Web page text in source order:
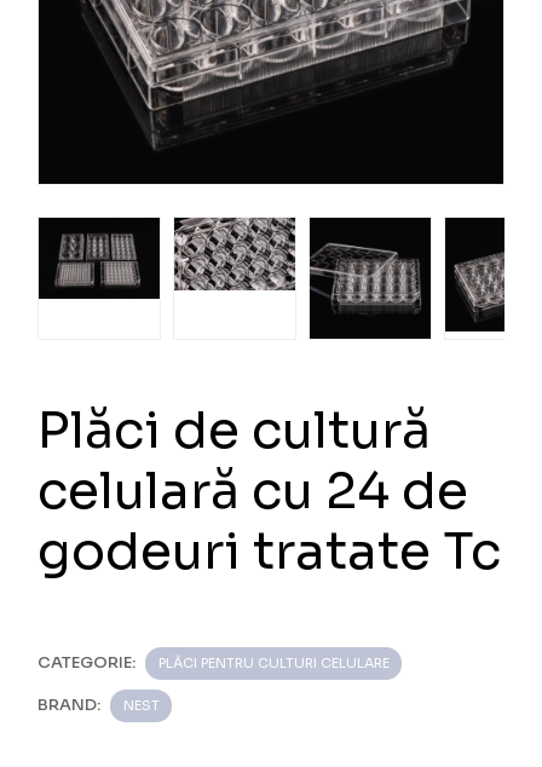
Plăci de cultură
celulară cu 24 de
godeuri tratate Tc
CATEGORIE: PLĂCI PENTRU CULTURI CELULARE
BRAND: NEST